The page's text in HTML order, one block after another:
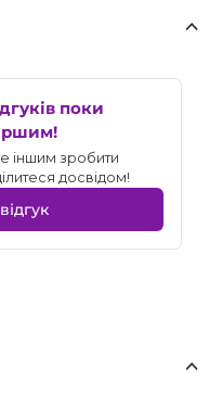
поки
іншим зробити
досвідом!